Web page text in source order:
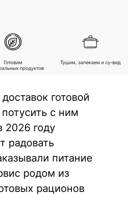
готовой
с ним
2026 году
радовать
питание
родом из
рационов